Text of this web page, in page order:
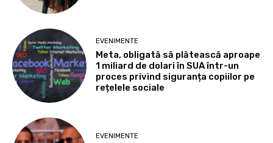
EVENIMENTE
Meta, obligată să plătească aproape
1 miliard de dolari în SUA într-un
proces privind siguranța copiilor pe
rețelele sociale
EVENIMENTE